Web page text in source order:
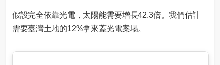
假設完全依靠光電，太陽能需要增長42.3倍。我們估計
需要臺灣土地的12%拿來蓋光電案場。